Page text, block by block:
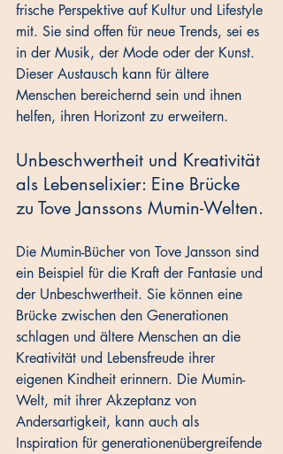
frische Perspektive auf Kultur und Lifestyle
mit. Sie sind offen für neue Trends, sei es
in der Musik, der Mode oder der Kunst.
Dieser Austausch kann für ältere
Menschen bereichernd sein und ihnen
helfen, ihren Horizont zu erweitern.
Unbeschwertheit und Kreativität
als Lebenselixier: Eine Brücke
zu Tove Janssons Mumin-Welten.
Die Mumin-Bücher von Tove Jansson sind
ein Beispiel für die Kraft der Fantasie und
der Unbeschwertheit. Sie können eine
Brücke zwischen den Generationen
schlagen und ältere Menschen an die
Kreativität und Lebensfreude ihrer
eigenen Kindheit erinnern. Die Mumin-
Welt, mit ihrer Akzeptanz von
Andersartigkeit, kann auch als
Inspiration für generationenübergreifende